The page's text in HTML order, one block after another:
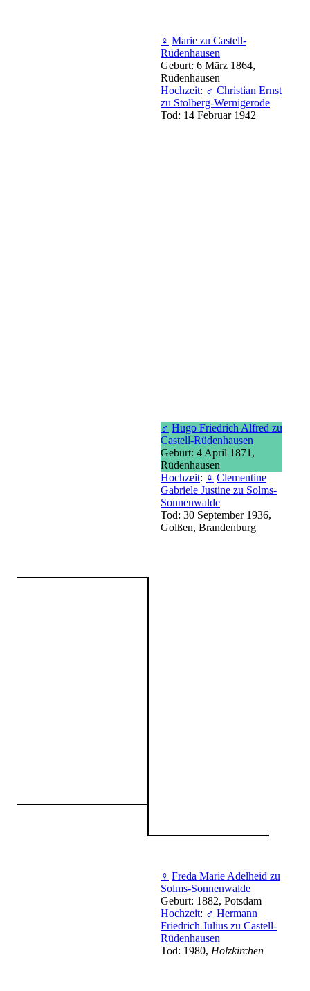
♀ Marie zu Castell-
Rüdenhausen
Geburt: 6 März 1864,
Rüdenhausen
Hochzeit: ♂ Christian Ernst
zu Stolberg-Wernigerode
Tod: 14 Februar 1942
♂ Hugo Friedrich Alfred zu
Castell-Rüdenhausen
Geburt: 4 April 1871,
Rüdenhausen
Hochzeit: ♀ Clementine
Gabriele Justine zu Solms-
Sonnenwalde
Tod: 30 September 1936,
Golßen, Brandenburg
♀ Freda Marie Adelheid zu
Solms-Sonnenwalde
Geburt: 1882, Potsdam
Hochzeit: ♂ Hermann
Friedrich Julius zu Castell-
Rüdenhausen
Tod: 1980, Holzkirchen